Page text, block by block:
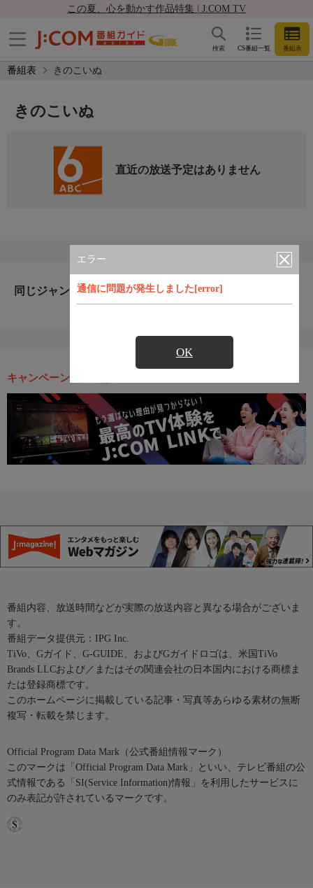
この夏、心を動かす作品特集 | J:COM TV
CS番組一覧 番組表
検索
番組表 きのこいぬ
エラー
通信に問題が発生しました[error]
OK
きのこいぬ
直近の放送予定はありません
同じジャンルのおすすめ番組
キャンペーン・お得な情報
番組内容、放送時間などが実際の放送内容と異なる場合がございま
す。
番組データ提供元：IPG Inc.
TiVo、Gガイド、G-GUIDE、およびGガイドロゴは、米国TiVo
Brands LLCおよび／またはその関連会社の日本国内における商標ま
たは登録商標です。
このホームページに掲載している記事・写真等あらゆる素材の無断
複写・転載を禁じます。
Official Program Data Mark（公式番組情報マーク）
このマークは「Official Program Data Mark」といい、テレビ番組の公
式情報である「SI(Service Information)情報」を利用したサービスに
のみ表記が許されているマークです。